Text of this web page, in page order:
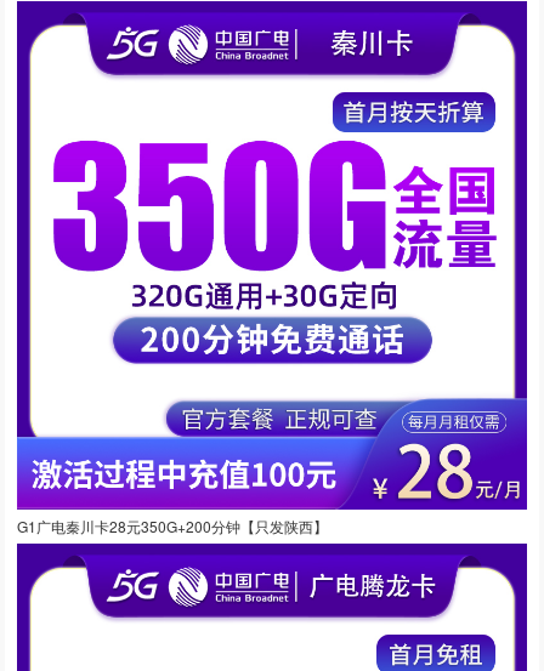
G1广电秦川卡28元350G+200分钟【只发陕西】